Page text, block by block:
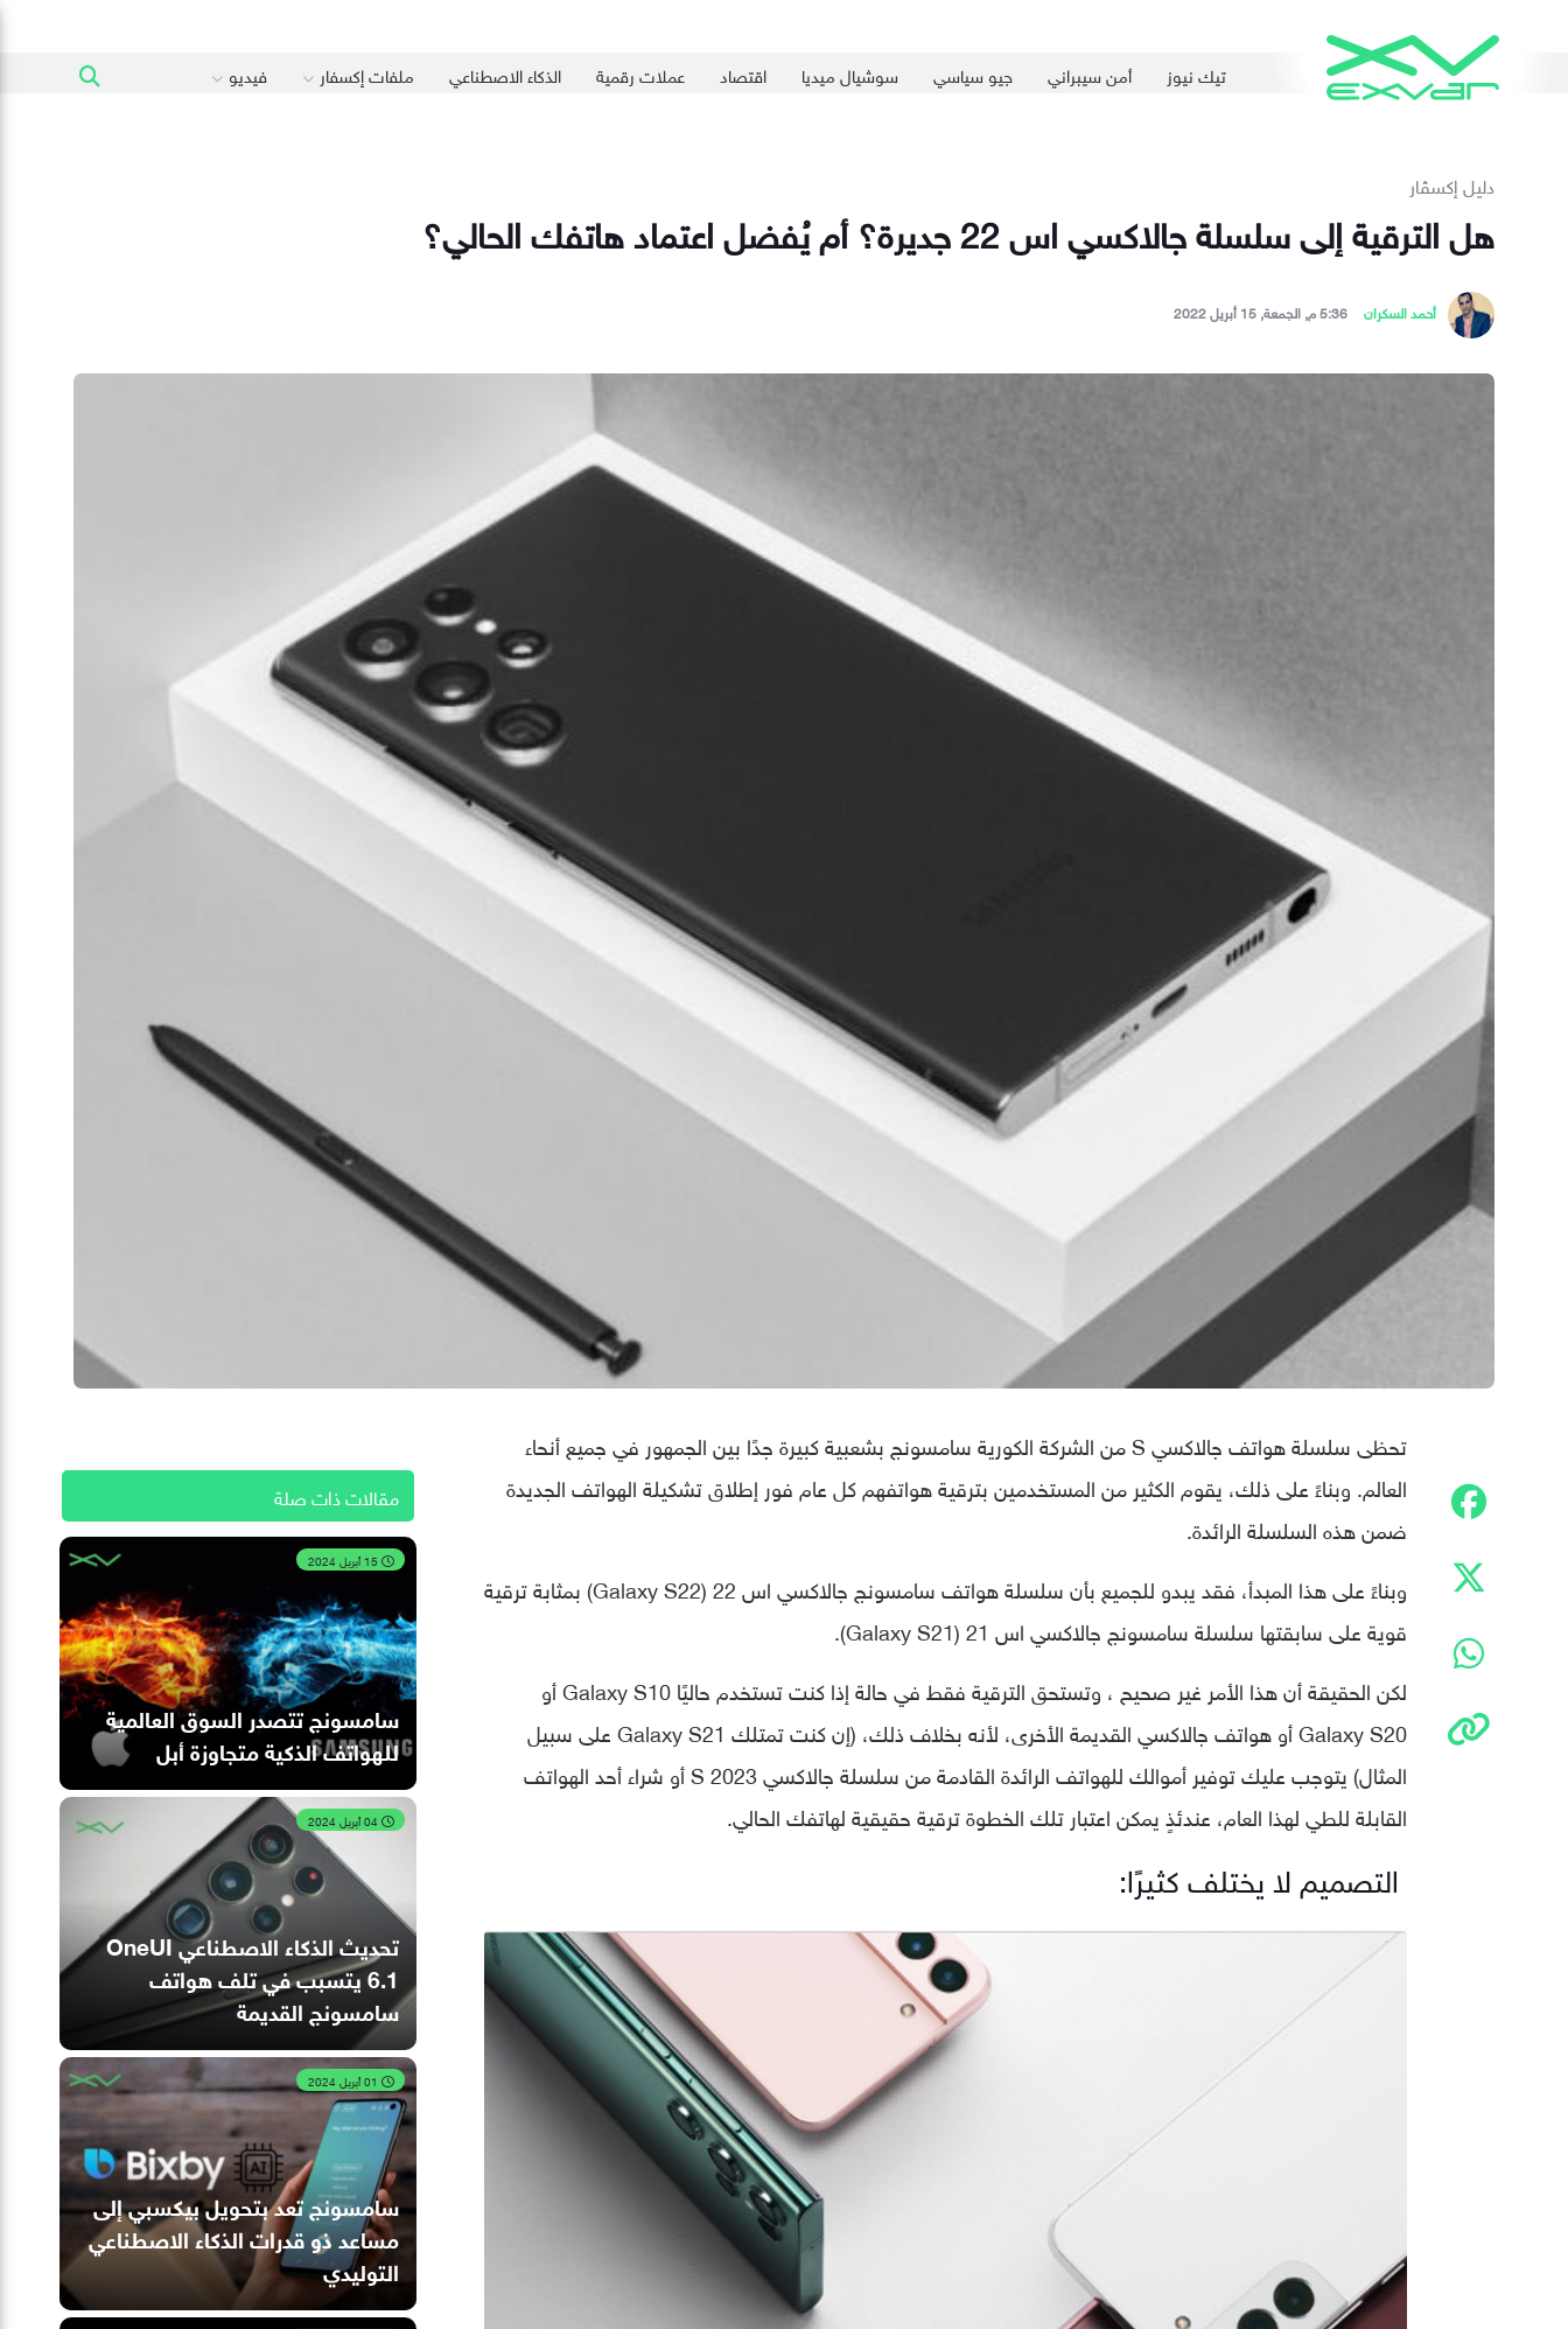
تيك نيوز أمن سيبراني جيو سياسي سوشيال ميديا اقتصاد عملات رقمية الذكاء الاصطناعي ملفات إكسفار فيديو
دليل إكسڤار
هل الترقية إلى سلسلة جالاكسي اس 22 جديرة؟ أم يُفضل اعتماد هاتفك الحالي؟
أحمد السكران 5:36 م, الجمعة, 15 أبريل 2022
تحظى سلسلة هواتف جالاكسي S من الشركة الكورية سامسونج بشعبية كبيرة جدًا بين الجمهور في جميع أنحاء
العالم. وبناءً على ذلك، يقوم الكثير من المستخدمين بترقية هواتفهم كل عام فور إطلاق تشكيلة الهواتف الجديدة
ضمن هذه السلسلة الرائدة.
وبناءً على هذا المبدأ، فقد يبدو للجميع بأن سلسلة هواتف سامسونج جالاكسي اس 22 (Galaxy S22) بمثابة ترقية
قوية على سابقتها سلسلة سامسونج جالاكسي اس 21 (Galaxy S21).
لكن الحقيقة أن هذا الأمر غير صحيح ، وتستحق الترقية فقط في حالة إذا كنت تستخدم حاليًا Galaxy S10 أو
Galaxy S20 أو هواتف جالاكسي القديمة الأخرى، لأنه بخلاف ذلك، (إن كنت تمتلك Galaxy S21 على سبيل
المثال) يتوجب عليك توفير أموالك للهواتف الرائدة القادمة من سلسلة جالاكسي S 2023 أو شراء أحد الهواتف
القابلة للطي لهذا العام، عندئذٍ يمكن اعتبار تلك الخطوة ترقية حقيقية لهاتفك الحالي.
التصميم لا يختلف كثيرًا:
مقالات ذات صلة
سامسونج تتصدر السوق العالمية
للهواتف الذكية متجاوزة أبل
تحديث الذكاء الاصطناعي OneUI
6.1 يتسبب في تلف هواتف
سامسونج القديمة
سامسونج تعد بتحويل بيكسبي إلى
مساعد ذو قدرات الذكاء الاصطناعي
التوليدي